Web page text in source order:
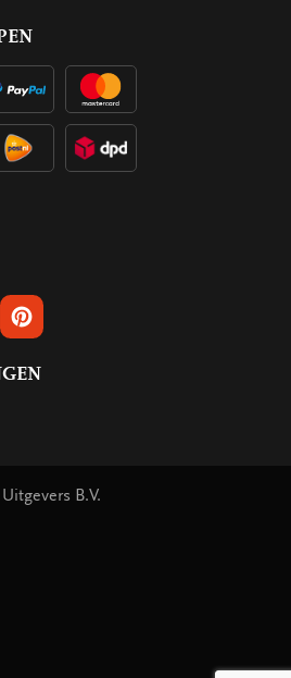
INSTAGRAM
ONS OP LINKEDIN
VOLG ONS OP PINTEREST
B.V.